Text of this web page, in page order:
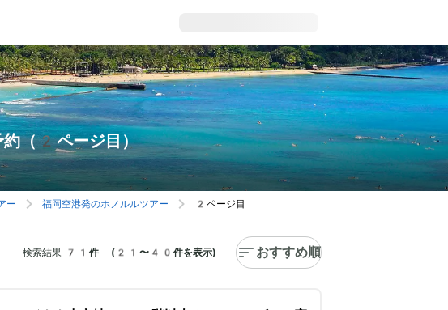
約（2ページ目）
ー 福岡空港発のホノルルツアー 2ページ目
検索結果 71件 (21〜40件を表示) おすすめ順